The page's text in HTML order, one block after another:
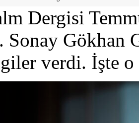
Dergisi
Gökhan
verdi. İşte